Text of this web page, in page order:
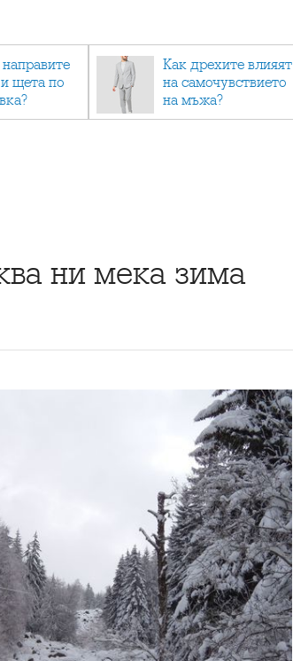
щета по
Как дрехите влияят
на самочувствието
на мъжа?
ни мека зима